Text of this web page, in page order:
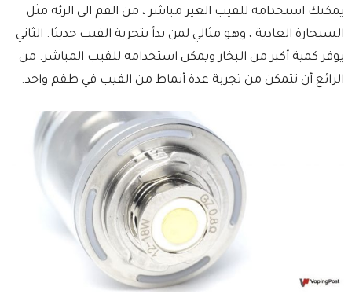
يمكنك استخدامه للفيب الغير مباشر ، من الفم الى الرئة مثل
السيجارة العادية ، وهو مثالي لمن بدأ بتجربة الفيب حديثا. الثاني
يوفر كمية أكبر من البخار ويمكن استخدامه للفيب المباشر. من
الرائع أن تتمكن من تجربة عدة أنماط من الفيب في طقم واحد.